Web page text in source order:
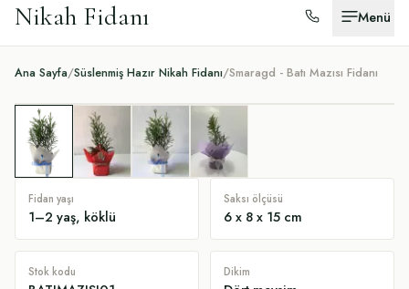
Nikah Fidanı Menü
Ana Sayfa/Süslenmiş Hazır Nikah Fidanı/Smaragd - Batı Mazısı Fidanı
Fidan yaşı
1–2 yaş, köklü
Saksı ölçüsü
6 x 8 x 15 cm
Stok kodu Dikim